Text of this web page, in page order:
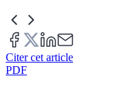
Citer cet article
PDF